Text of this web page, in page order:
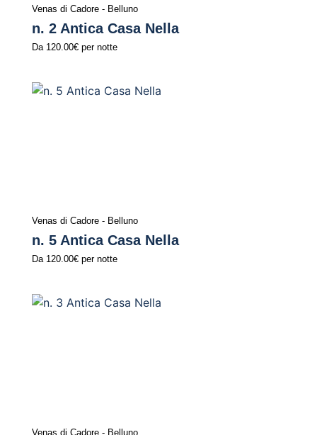
Venas di Cadore - Belluno
n. 2 Antica Casa Nella
Da 120.00€ per notte
Venas di Cadore - Belluno
n. 5 Antica Casa Nella
Da 120.00€ per notte
Venas di Cadore - Belluno